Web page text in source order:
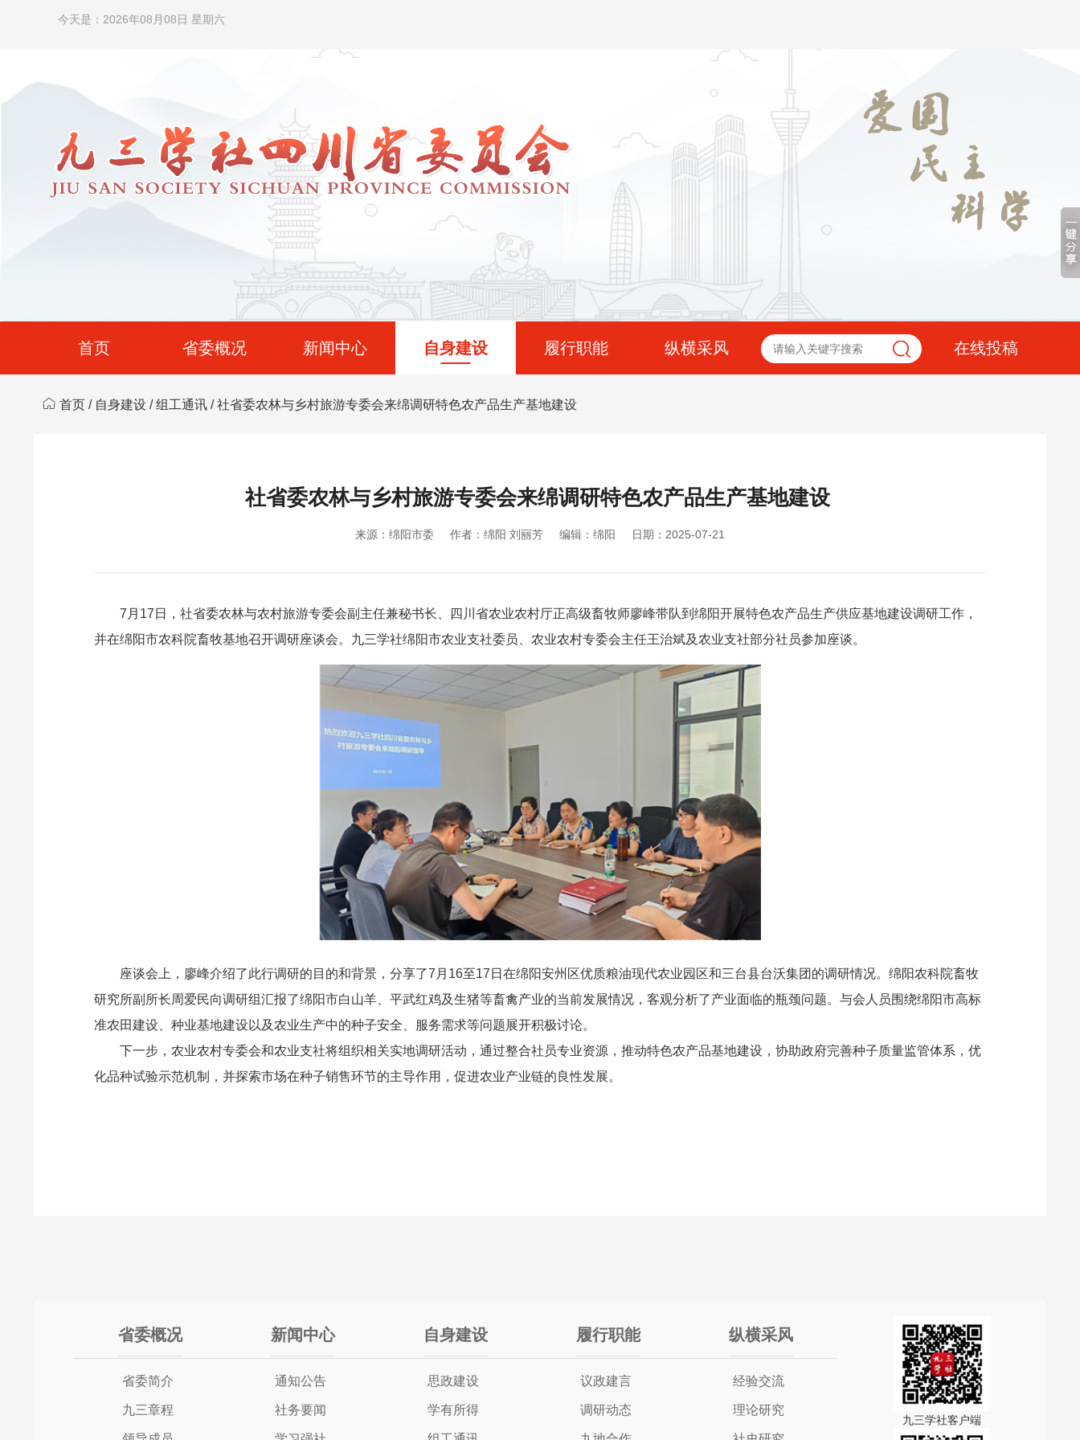
今天是：2026年08月08日 星期六
首页 省委概况 新闻中心 自身建设 履行职能 纵横采风 在线投稿
首页 / 自身建设 /组工通讯 / 社省委农林与乡村旅游专委会来绵调研特色农产品生产基地建设
社省委农林与乡村旅游专委会来绵调研特色农产品生产基地建设
来源：绵阳市委 作者：绵阳 刘丽芳 编辑：绵阳 日期：2025-07-21
7月17日，社省委农林与农村旅游专委会副主任兼秘书长、四川省农业农村厅正高级畜牧师廖峰带队到绵阳开展特色农产品生产供应基地建设调研工作，
并在绵阳市农科院畜牧基地召开调研座谈会。九三学社绵阳市农业支社委员、农业农村专委会主任王治斌及农业支社部分社员参加座谈。
座谈会上，廖峰介绍了此行调研的目的和背景，分享了7月16至17日在绵阳安州区优质粮油现代农业园区和三台县台沃集团的调研情况。 绵阳农科院畜牧
研究所副所长周爱民向调研组汇报了绵阳市白山羊、平武红鸡及生猪等畜禽产业的当前发展情况，客观分析了产业面临的瓶颈问题。与会人员围绕绵阳市高标
准农田建设、种业基地建设以及农业生产中的种子安全、服务需求等问题展开积极讨论。
下一步，农业农村专委会和农业支社将组织相关实地调研活动，通过整合社员专业资源，推动特色农产品基地建设，协助政府完善种子质量监管体系，优
化品种试验示范机制，并探索市场在种子销售环节的主导作用，促进农业产业链的良性发展。
省委概况
省委简介
九三章程
新闻中心
通知公告
社务要闻
自身建设
思政建设
学有所得
履行职能
议政建言
调研动态
纵横采风
经验交流
理论研究
九三学社客户端